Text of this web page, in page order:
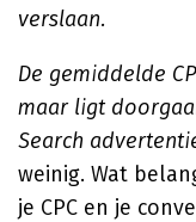
verslaan.
De gemiddelde
maar ligt
Search
weinig. Wat
je CPC en je